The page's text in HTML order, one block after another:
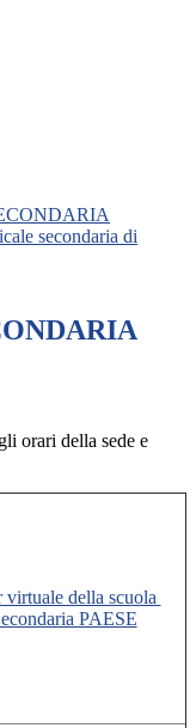
secondaria di
orari della sede e
virtuale della scuola
PAESE